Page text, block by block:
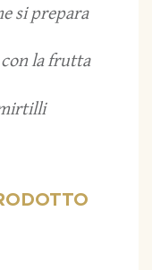
si prepara
la frutta